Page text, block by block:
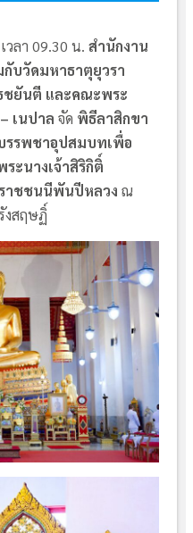
ลา 09.30 น. สำนักงาน
บวัดมหาธาตุยุวรา
ยันตี และคณะพระ
เนปาล จัด พิธีลาสิกขา
รรพชาอุปสมบทเพื่อ
ะนางเจ้าสิริกิติ์
าชชนนีพันปีหลวง ณ
งสฤษฏิ์